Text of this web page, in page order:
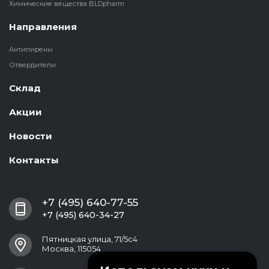
Химические вещества BLDpharm
Направления
Антипирены
Отвердители
Склад
Акции
Новости
Контакты
+7 (495) 640-77-55
+7 (495) 640-34-27
Пятницкая улица, 71/5с4
Москва, 115054